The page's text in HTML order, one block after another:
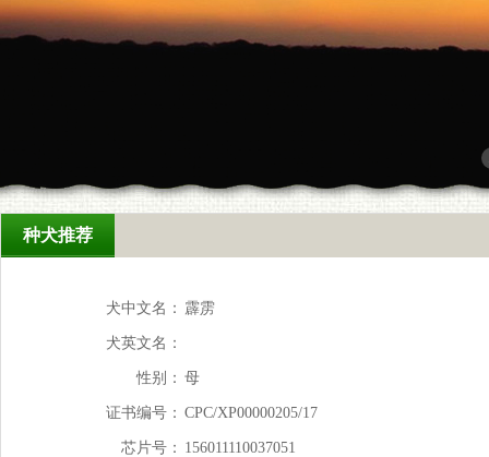
种犬推荐
犬中文名： 霹雳
犬英文名：
性别： 母
证书编号： CPC/XP00000205/17
芯片号： 156011110037051